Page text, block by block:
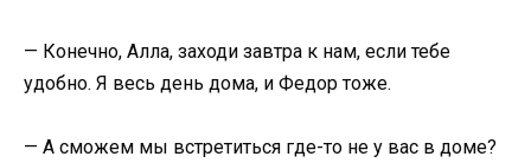
— Конечно, Алла, заходи завтра к нам, если тебе
удобно. Я весь день дома, и Федор тоже.
— А сможем мы встретиться где-то не у вас в доме?